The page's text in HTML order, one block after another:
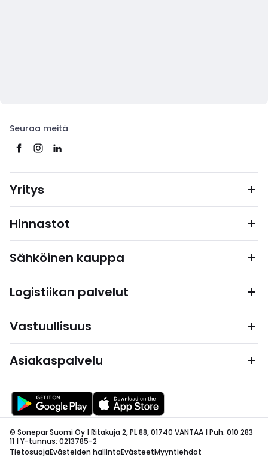
Seuraa meitä
Yritys
Hinnastot
Sähköinen kauppa
Logistiikan palvelut
Vastuullisuus
Asiakaspalvelu
© Sonepar Suomi Oy | Ritakuja 2, PL 88, 01740 VANTAA | Puh. 010 283
11 | Y-tunnus: 0213785-2
TietosuojaEvästeiden hallintaEvästeetMyyntiehdot